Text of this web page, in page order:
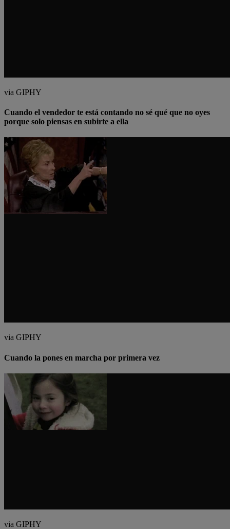
via GIPHY
Cuando el vendedor te está contando no sé qué que no oyes
porque solo piensas en subirte a ella
via GIPHY
Cuando la pones en marcha por primera vez
via GIPHY